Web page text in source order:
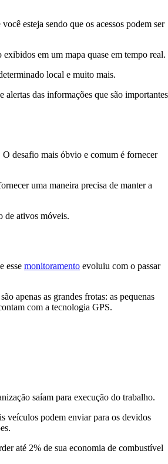
esteja sendo que os acessos podem ser
em um mapa quase em tempo real.
local e muito mais.
das informações que são importantes
O desafio mais óbvio e comum é fornecer
uma maneira precisa de manter a
de ativos móveis.
esse monitoramento evoluiu com o passar
apenas as grandes frotas: as pequenas
com a tecnologia GPS.
saíam para execução do trabalho.
veículos podem enviar para os devidos
até 2% de sua economia de combustível